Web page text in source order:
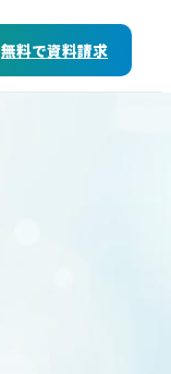
無料で資料請求